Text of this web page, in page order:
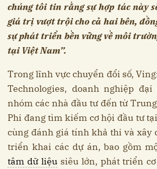
chúng tôi tin rằng sự hợp tác này
giá trị vượt trội cho cả hai bên,
sự phát triển bền vững về môi
tại Việt Nam”.
Trong lĩnh vực chuyển đổi số,
Technologies, doanh nghiệp
nhóm các nhà đầu tư đến từ
Phi đang tìm kiếm cơ hội đầu tư
cùng đánh giá tính khả thi và xây
triển khai các dự án, bao gồm
tâm dữ liệusiêu lớn, phát triển